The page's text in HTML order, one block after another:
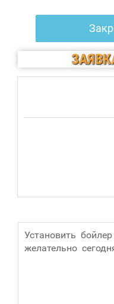
Установить
желательно